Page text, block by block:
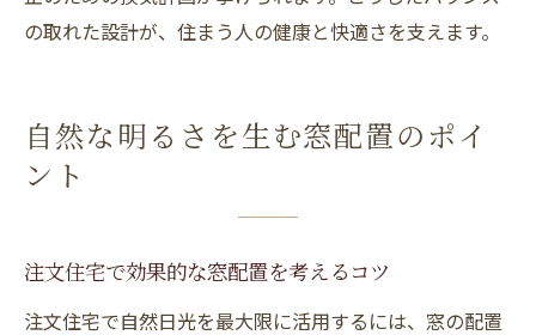
の取れた設計が、住まう人の健康と快適さを支えます。
自然な明るさを生む窓配置のポイ
ント
注文住宅で効果的な窓配置を考えるコツ
注文住宅で自然日光を最大限に活用するには、窓の配置